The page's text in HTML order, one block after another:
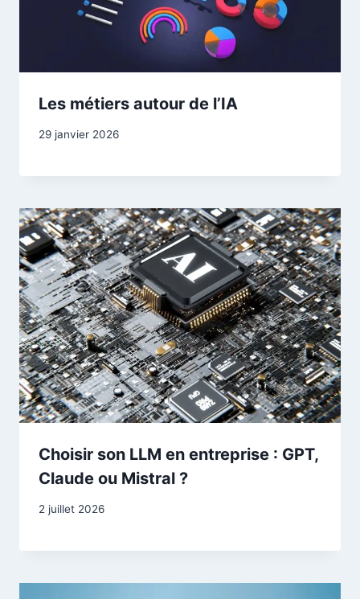
Les métiers autour de l’IA
29 janvier 2026
Choisir son LLM en entreprise : GPT,
Claude ou Mistral ?
2 juillet 2026